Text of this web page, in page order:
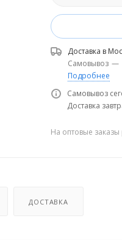
Доставка в
Самовывоз —
Подробнее
Самовывоз
Доставка
На оптовые
ДОСТАВКА